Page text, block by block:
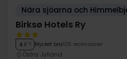
Nära sjöarna och
Birksø Hotels Ry
4.1/ 5 Mycket bra 125 recensioner
Östra Jylland